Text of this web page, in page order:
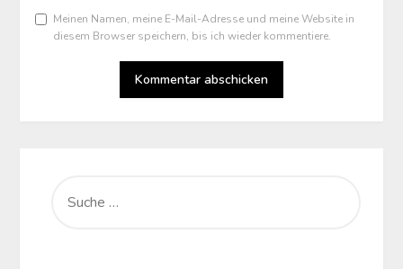
Meinen Namen, meine E-Mail-Adresse und meine Website in
diesem Browser speichern, bis ich wieder kommentiere.
NACH: